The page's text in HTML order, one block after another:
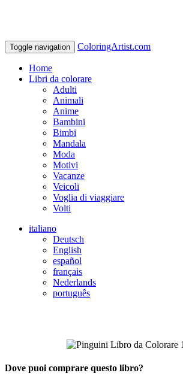
Toggle navigation ColoringArtist.com
Home
Libri da colorare
Adulti
Animali
Anime
Bambini
Bimbi
Mandala
Moda
Motivi
Vacanze
Veicoli
Voglia di viaggiare
Volti
italiano
Deutsch
English
español
français
Nederlands
português
Dove puoi comprare questo libro?